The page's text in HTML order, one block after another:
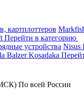
картплоттеров
Перейти в категорию
устройства Nisus
BalzerKosadaka
По всей России